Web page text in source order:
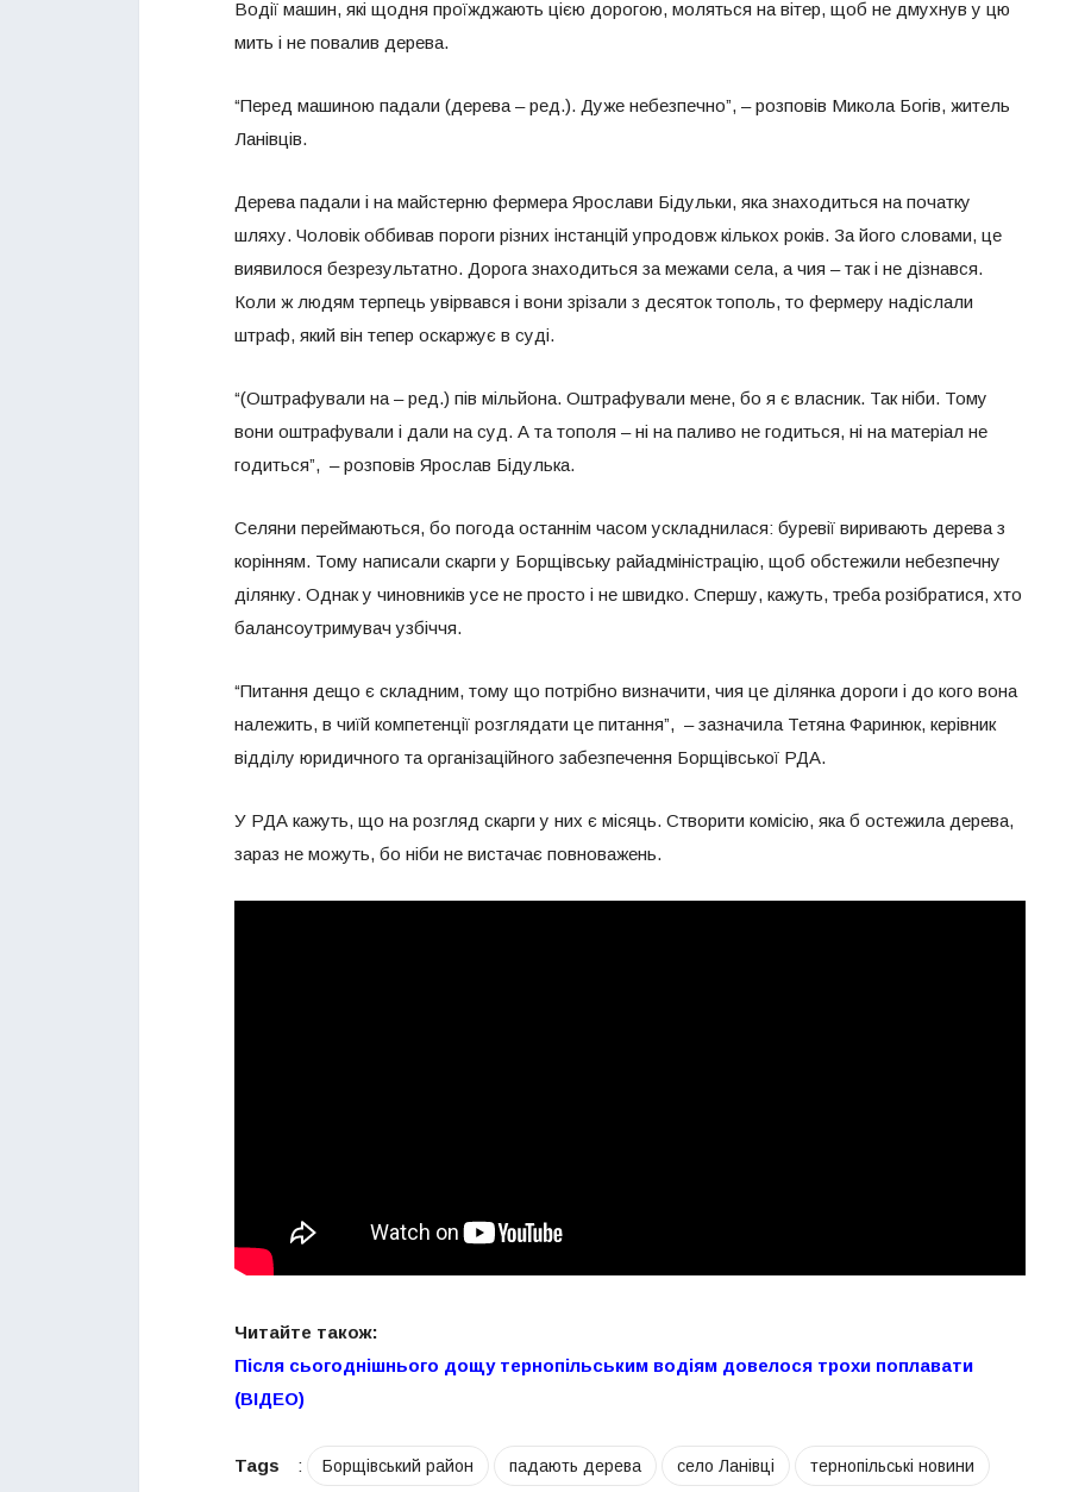
Водії машин, які щодня проїжджають цією дорогою, моляться на вітер, щоб не дмухнув у цю
мить і не повалив дерева.
“Перед машиною падали (дерева – ред.). Дуже небезпечно”, – розповів Микола Богів, житель
Ланівців.
Дерева падали і на майстерню фермера Ярослави Бідульки, яка знаходиться на початку
шляху. Чоловік оббивав пороги різних інстанцій упродовж кількох років. За його словами, це
виявилося безрезультатно. Дорога знаходиться за межами села, а чия – так і не дізнався.
Коли ж людям терпець увірвався і вони зрізали з десяток тополь, то фермеру надіслали
штраф, який він тепер оскаржує в суді.
“(Оштрафували на – ред.) пів мільйона. Оштрафували мене, бо я є власник. Так ніби. Тому
вони оштрафували і дали на суд. А та тополя – ні на паливо не годиться, ні на матеріал не
годиться”, – розповів Ярослав Бідулька.
Селяни переймаються, бо погода останнім часом ускладнилася: буревії виривають дерева з
корінням. Тому написали скарги у Борщівську райадміністрацію, щоб обстежили небезпечну
ділянку. Однак у чиновників усе не просто і не швидко. Спершу, кажуть, треба розібратися, хто
балансоутримувач узбіччя.
“Питання дещо є складним, тому що потрібно визначити, чия це ділянка дороги і до кого вона
належить, в чиїй компетенції розглядати це питання”, – зазначила Тетяна Фаринюк, керівник
відділу юридичного та організаційного забезпечення Борщівської РДА.
У РДА кажуть, що на розгляд скарги у них є місяць. Створити комісію, яка б остежила дерева,
зараз не можуть, бо ніби не вистачає повноважень.
Читайте також:
Після сьогоднішнього дощу тернопільським водіям довелося трохи поплавати
(ВІДЕО)
Tags : Борщівський район падають дерева село Ланівці тернопільські новини